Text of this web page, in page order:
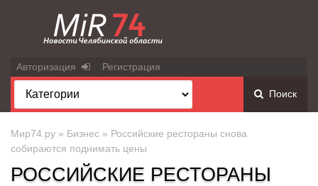
Авторизация Регистрация
Поиск
Мир74.ру » Бизнес » Российские рестораны снова
собираются поднимать цены
РОССИЙСКИЕ РЕСТОРАНЫ